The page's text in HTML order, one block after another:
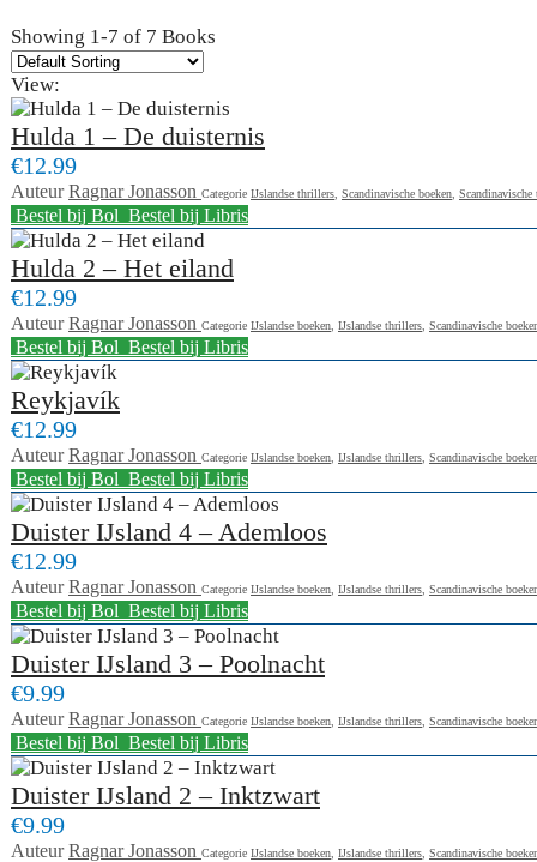
Showing 1-7 of 7 Books
View:
Hulda 1 – De duisternis
€12.99
AuteurRagnar Jonasson Categorie IJslandse thrillers Scandinavische boeken
Bestel bij Bol Bestel bij Libris
Hulda 2 – Het eiland
€12.99
AuteurRagnar Jonasson Categorie IJslandse boeken IJslandse thrillers Scandinavische
Bestel bij Bol Bestel bij Libris
Reykjavík
€12.99
AuteurRagnar Jonasson Categorie IJslandse boeken IJslandse thrillers Scandinavische
Bestel bij Bol Bestel bij Libris
Duister IJsland 4 – Ademloos
€12.99
AuteurRagnar Jonasson Categorie IJslandse boeken IJslandse thrillers Scandinavische
Bestel bij Bol Bestel bij Libris
Duister IJsland 3 – Poolnacht
€9.99
AuteurRagnar Jonasson Categorie IJslandse boeken IJslandse thrillers Scandinavische
Bestel bij Bol Bestel bij Libris
Duister IJsland 2 – Inktzwart
€9.99
AuteurRagnar Jonasson Categorie IJslandse boeken IJslandse thrillers Scandinavische